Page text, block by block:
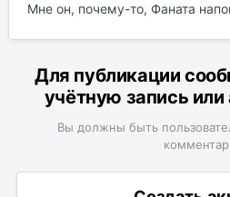
Мне он, почему-то, Фаната
Для публикации
учётную запись или
Вы должны быть